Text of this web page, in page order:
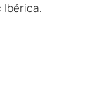
Ibérica.